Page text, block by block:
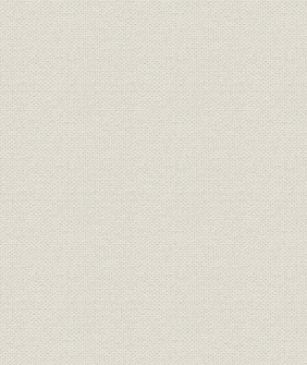
関西電力向けの電柱材 [昭和30年
国内材部門の商品構成の変化
昭和35年
50年
全国米材輸入量と当社輸入量、
順位
昭和38年
年度(1975
当社の米材専用船一覧 昭和47年
米・加材産地および主要積出港 [昭和41年
バンクーバー港水面貯木場にて
検品中の当社駐在員、フィンレ
イの森(カナダBC州)
[昭和44年